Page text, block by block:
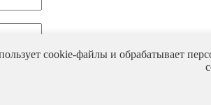
cookie-файлы и обрабатывает